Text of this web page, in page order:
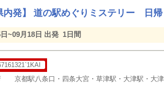
内発】 道の駅めぐりミステリー 日帰
~09月18日 出発 1日間